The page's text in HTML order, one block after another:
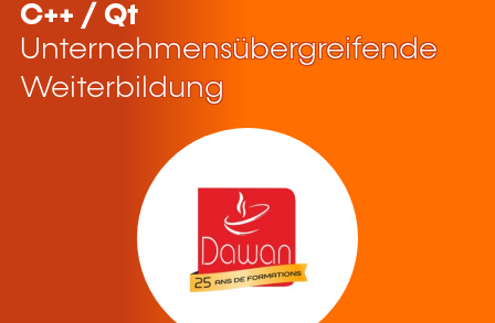
C++ / Qt
Unternehmensübergreifende
Weiterbildung